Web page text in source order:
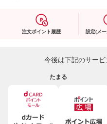
注文ポイント履歴 設定(メ
今後は下記のサービ
たまる